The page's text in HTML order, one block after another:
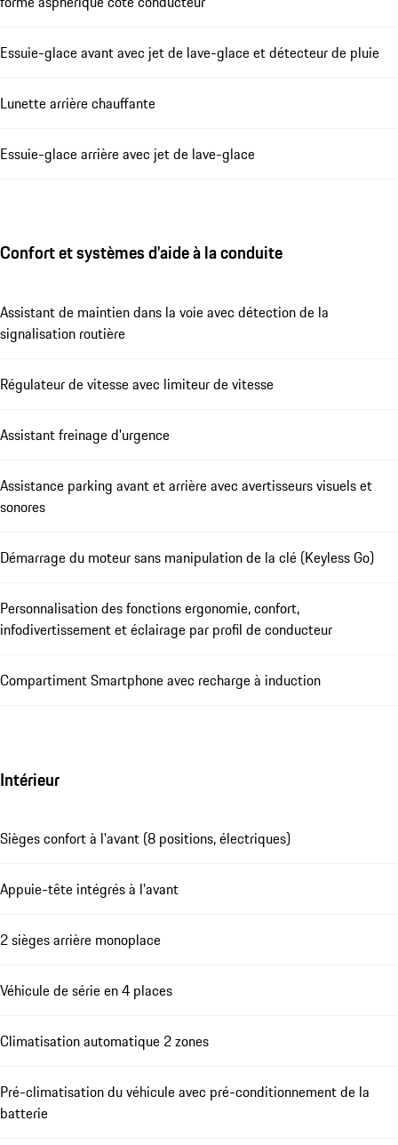
Essuie-glace avant avec jet de lave-glace et détecteur de pluie
Lunette arrière chauffante
Essuie-glace arrière avec jet de lave-glace
Confort et systèmes d'aide à la conduite
Assistant de maintien dans la voie avec détection de la
signalisation routière
Régulateur de vitesse avec limiteur de vitesse
Assistant freinage d'urgence
Assistance parking avant et arrière avec avertisseurs visuels et
sonores
Démarrage du moteur sans manipulation de la clé (Keyless Go)
Personnalisation des fonctions ergonomie, confort,
infodivertissement et éclairage par profil de conducteur
Compartiment Smartphone avec recharge à induction
Intérieur
Sièges confort à l'avant (8 positions, électriques)
Appuie-tête intégrés à l'avant
2 sièges arrière monoplace
Véhicule de série en 4 places
Climatisation automatique 2 zones
Pré-climatisation du véhicule avec pré-conditionnement de la
batterie